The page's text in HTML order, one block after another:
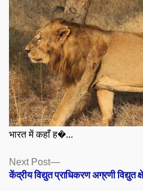
भारत में कहाँ ह�...
Posts
navigation
Next Post
Next
post:
केंद्रीय विद्युत प्राधिकरण अग्रणी विद्युत